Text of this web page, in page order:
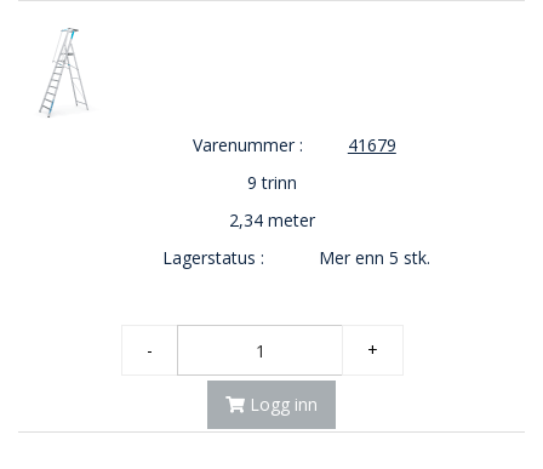
Varenummer :
41679
9 trinn
2,34 meter
Lagerstatus :
Mer enn 5 stk.
- +
Logg inn